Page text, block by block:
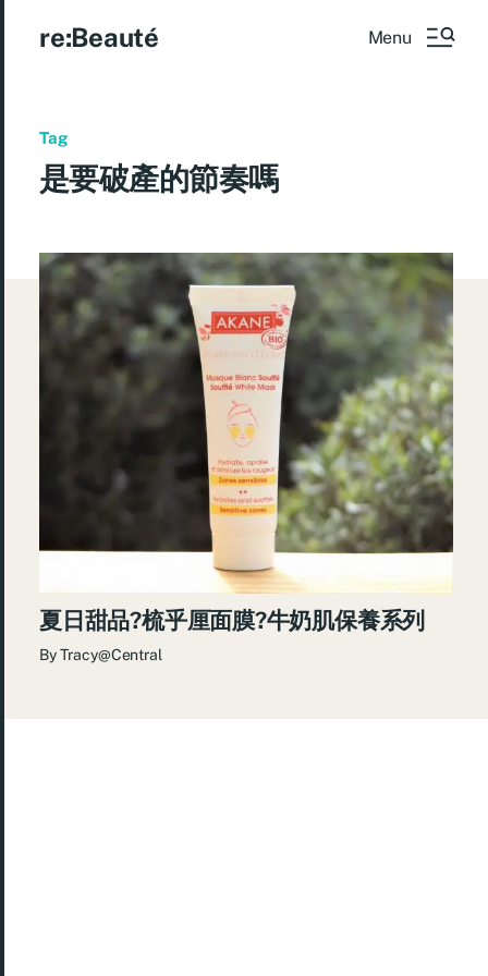
re:Beauté Menu
Tag
是要破產的節奏嗎
夏日甜品?梳乎厘面膜?牛奶肌保養系列
ByTracy@Central